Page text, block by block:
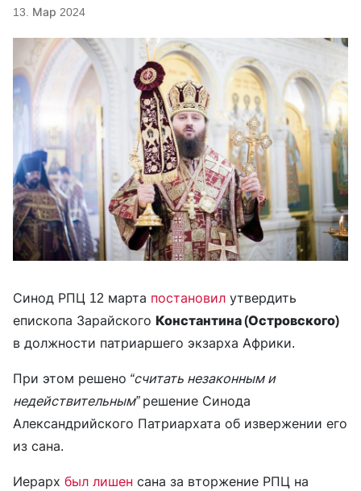
13. Мар 2024
Синод РПЦ 12 марта постановил утвердить
епископа Зарайского Константина (Островского)
в должности патриаршего экзарха Африки.
При этом решено “считать незаконным и
недействительным” решение Синода
Александрийского Патриархата об извержении его
из сана.
Иерарх был лишен сана за вторжение РПЦ на